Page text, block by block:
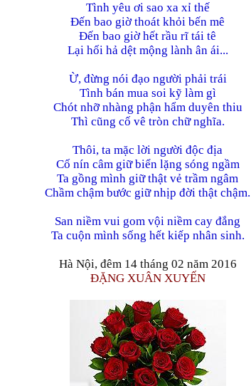
Tình yêu ơi sao xa xỉ thế
Đến bao giờ thoát khỏi bến mê
Đến bao giờ hết rầu rĩ tái tê
Lại hối hả dệt mộng lành ân ái...
Ừ, đừng nói đạo người phải trái
Tình bán mua soi kỹ làm gì
Chót nhỡ nhàng phận hẩm duyên thiu
Thì cũng cố vê tròn chữ nghĩa.
Thôi, ta mặc lời người độc địa
Cố nín câm giữ biển lặng sóng ngầm
Ta gồng mình giữ thật vẻ trầm ngâm
Chầm chậm bước giữ nhịp đời thật chậm.
San niềm vui gom vội niềm cay đắng
Ta cuộn mình sống hết kiếp nhân sinh.
Hà Nội, đêm 14 tháng 02 năm 2016
ĐẶNG XUÂN XUYẾN